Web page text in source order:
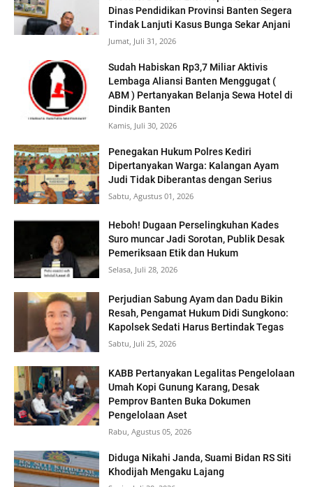
Dinas Pendidikan Provinsi Banten Segera
Tindak Lanjuti Kasus Bunga Sekar Anjani
Jumat, Juli 31, 2026
‎Sudah Habiskan Rp3,7 Miliar ‎Aktivis
Lembaga Aliansi Banten Menggugat (
ABM ) Pertanyakan Belanja Sewa Hotel di
Dindik Banten
Kamis, Juli 30, 2026
Penegakan Hukum Polres Kediri
Dipertanyakan Warga: Kalangan Ayam
Judi Tidak Diberantas dengan Serius
Sabtu, Agustus 01, 2026
Heboh! Dugaan Perselingkuhan Kades
Suro muncar Jadi Sorotan, Publik Desak
Pemeriksaan Etik dan Hukum
Selasa, Juli 28, 2026
Perjudian Sabung Ayam dan Dadu Bikin
Resah, Pengamat Hukum Didi Sungkono:
Kapolsek Sedati Harus Bertindak Tegas
Sabtu, Juli 25, 2026
KABB Pertanyakan Legalitas Pengelolaan
Umah Kopi Gunung Karang, Desak
Pemprov Banten Buka Dokumen
Pengelolaan Aset
Rabu, Agustus 05, 2026
Diduga Nikahi Janda, Suami Bidan RS Siti
Khodijah Mengaku Lajang